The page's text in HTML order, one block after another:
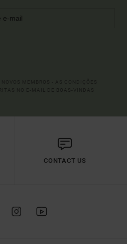
CONTACT US